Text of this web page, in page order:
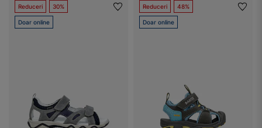
Reduceri 30%
Doar online
Reduceri 48%
Doar online